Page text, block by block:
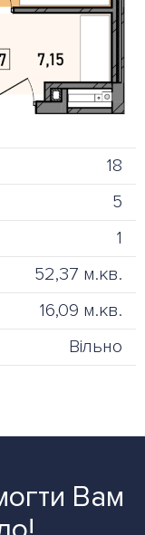
18
5
1
52,37 м.кв.
16,09 м.кв.
Вільно
Вам